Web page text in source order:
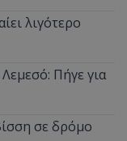
λιγότερο
Πήγε για
σε δρόμο